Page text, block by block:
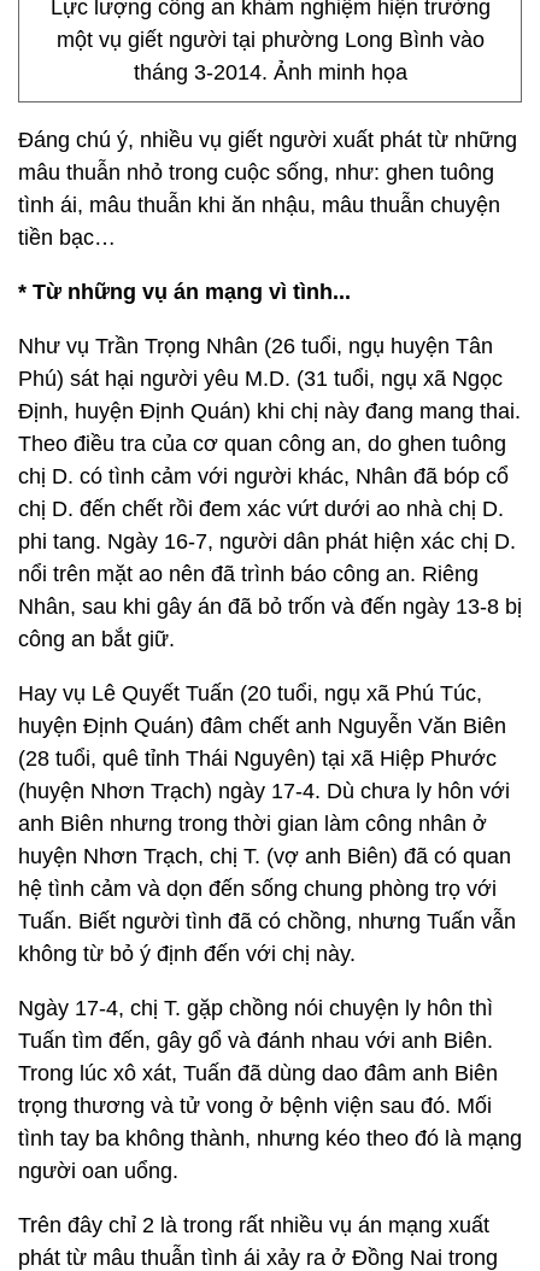
Lực lượng công an khám nghiệm hiện trường
một vụ giết người tại phường Long Bình vào
tháng 3-2014. Ảnh minh họa
Đáng chú ý, nhiều vụ giết người xuất phát từ những
mâu thuẫn nhỏ trong cuộc sống, như: ghen tuông
tình ái, mâu thuẫn khi ăn nhậu, mâu thuẫn chuyện
tiền bạc…
* Từ những vụ án mạng vì tình...
Như vụ Trần Trọng Nhân (26 tuổi, ngụ huyện Tân
Phú) sát hại người yêu M.D. (31 tuổi, ngụ xã Ngọc
Định, huyện Định Quán) khi chị này đang mang thai.
Theo điều tra của cơ quan công an, do ghen tuông
chị D. có tình cảm với người khác, Nhân đã bóp cổ
chị D. đến chết rồi đem xác vứt dưới ao nhà chị D.
phi tang. Ngày 16-7, người dân phát hiện xác chị D.
nổi trên mặt ao nên đã trình báo công an. Riêng
Nhân, sau khi gây án đã bỏ trốn và đến ngày 13-8 bị
công an bắt giữ.
Hay vụ Lê Quyết Tuấn (20 tuổi, ngụ xã Phú Túc,
huyện Định Quán) đâm chết anh Nguyễn Văn Biên
(28 tuổi, quê tỉnh Thái Nguyên) tại xã Hiệp Phước
(huyện Nhơn Trạch) ngày 17-4. Dù chưa ly hôn với
anh Biên nhưng trong thời gian làm công nhân ở
huyện Nhơn Trạch, chị T. (vợ anh Biên) đã có quan
hệ tình cảm và dọn đến sống chung phòng trọ với
Tuấn. Biết người tình đã có chồng, nhưng Tuấn vẫn
không từ bỏ ý định đến với chị này.
Ngày 17-4, chị T. gặp chồng nói chuyện ly hôn thì
Tuấn tìm đến, gây gổ và đánh nhau với anh Biên.
Trong lúc xô xát, Tuấn đã dùng dao đâm anh Biên
trọng thương và tử vong ở bệnh viện sau đó. Mối
tình tay ba không thành, nhưng kéo theo đó là mạng
người oan uổng.
Trên đây chỉ 2 là trong rất nhiều vụ án mạng xuất
phát từ mâu thuẫn tình ái xảy ra ở Đồng Nai trong